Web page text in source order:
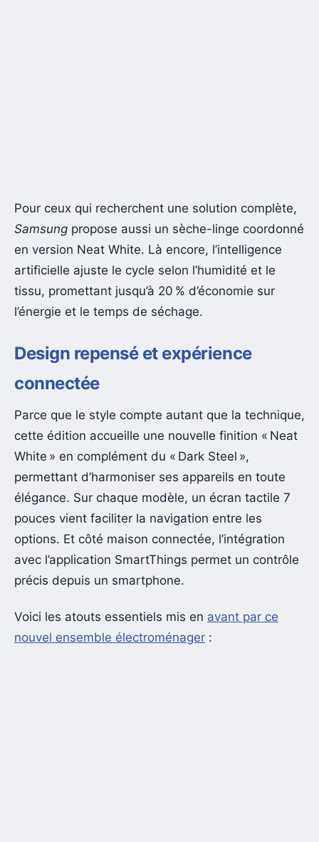
Pour ceux qui recherchent une solution complète,
Samsung propose aussi un sèche-linge coordonné
en version Neat White. Là encore, l’intelligence
artificielle ajuste le cycle selon l’humidité et le
tissu, promettant jusqu’à 20 % d’économie sur
l’énergie et le temps de séchage.
Design repensé et expérience
connectée
Parce que le style compte autant que la technique,
cette édition accueille une nouvelle finition « Neat
White » en complément du « Dark Steel »,
permettant d’harmoniser ses appareils en toute
élégance. Sur chaque modèle, un écran tactile 7
pouces vient faciliter la navigation entre les
options. Et côté maison connectée, l’intégration
avec l’application SmartThings permet un contrôle
précis depuis un smartphone.
Voici les atouts essentiels mis en avant par ce
nouvel ensemble électroménager :